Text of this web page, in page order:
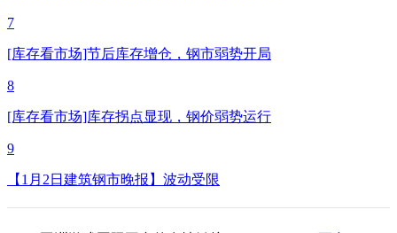
7
[库存看市场]节后库存增仓，钢市弱势开局
8
[库存看市场]库存拐点显现，钢价弱势运行
9
【1月2日建筑钢市晚报】波动受限